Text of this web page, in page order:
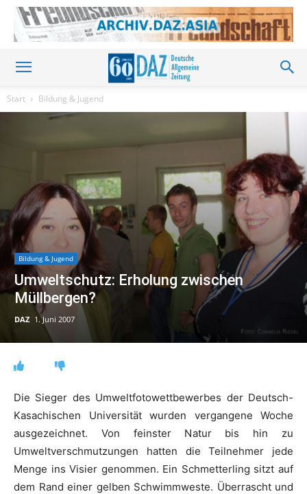
Start Bildung & Jugend
Bildung & Jugend
Umweltschutz: Erholung zwischen
Müllbergen?
DAZ 1. Juni 2007
Die Sieger des Umweltfotowettbewerbes der Deutsch-
Kasachischen Universität wurden vergangene Woche
ausgezeichnet. Von feinster Natur bis hin zu
Umweltverschmutzungen hatten die Teilnehmer jede
Menge ins Visier genommen. Ein Schmetterling sitzt auf
dem Rand einer gelben Schwimmweste. Überrascht und